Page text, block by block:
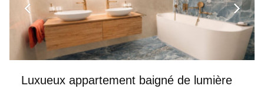
Luxueux appartement baigné de lumière